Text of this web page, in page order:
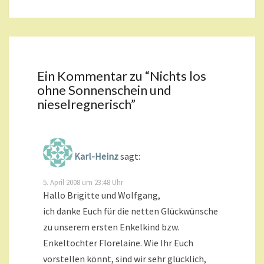
Ein Kommentar zu “Nichts los
ohne Sonnenschein und
nieselregnerisch”
Karl-Heinzsagt:
5. April 2008 um 23:48 Uhr
Hallo Brigitte und Wolfgang,
ich danke Euch für die netten Glückwünsche
zu unserem ersten Enkelkind bzw.
Enkeltochter Florelaine. Wie Ihr Euch
vorstellen könnt, sind wir sehr glücklich,